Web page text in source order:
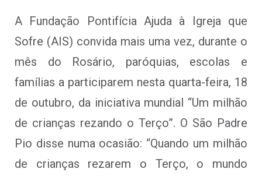
A Fundação Pontifícia Ajuda à Igreja que
Sofre (AIS) convida mais uma vez, durante o
mês do Rosário, paróquias, escolas e
famílias a participarem nesta quarta-feira, 18
de outubro, da iniciativa mundial “Um milhão
de crianças rezando o Terço”. O São Padre
Pio disse numa ocasião: “Quando um milhão
de crianças rezarem o Terço, o mundo